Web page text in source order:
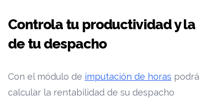
Controla tu productividad y la
de tu despacho
Con el módulo de imputación de horas podrá
calcular la rentabilidad de su despacho